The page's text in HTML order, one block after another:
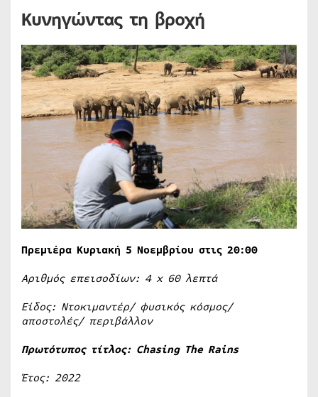
Κυνηγώντας τη βροχή
Πρεμιέρα Κυριακή 5 Νοεμβρίου στις 20:00
Αριθμός επεισοδίων: 4 x60 λεπτά
Είδος: Ντοκιμαντέρ/ φυσικός κόσμος/
αποστολές/ περιβάλλον
Πρωτότυπος τίτλος: Chasing The Rains
Έτος: 2022